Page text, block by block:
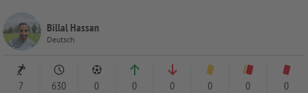
Billal Hassan
Deutsch
7 630 0 0 0 0 0 0